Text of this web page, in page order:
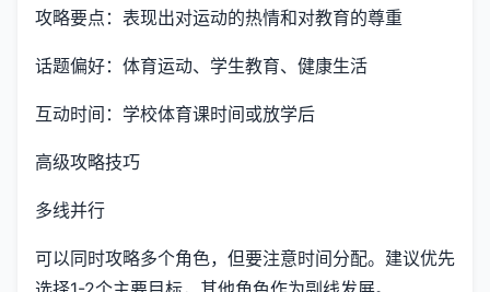
攻略要点：表现出对运动的热情和对教育的尊重
话题偏好：体育运动、学生教育、健康生活
互动时间：学校体育课时间或放学后
高级攻略技巧
多线并行
可以同时攻略多个角色，但要注意时间分配。建议优先